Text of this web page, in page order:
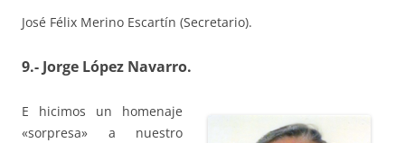
José Félix Merino Escartín (Secretario).
9.- Jorge López Navarro.
E hicimos un homenaje
«sorpresa» a nuestro